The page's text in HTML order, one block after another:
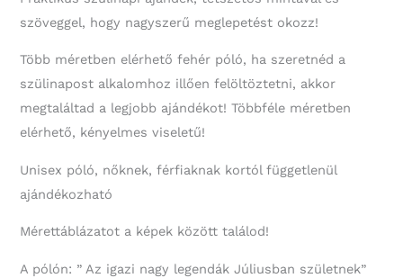
szöveggel, hogy nagyszerű meglepetést okozz!
Több méretben elérhető fehér póló, ha szeretnéd a
szülinapost alkalomhoz illően felöltöztetni, akkor
megtaláltad a legjobb ajándékot! Többféle méretben
elérhető, kényelmes viseletű!
Unisex póló, nőknek, férfiaknak kortól függetlenül
ajándékozható
Mérettáblázatot a képek között találod!
A pólón: ” Az igazi nagy legendák Júliusban születnek”